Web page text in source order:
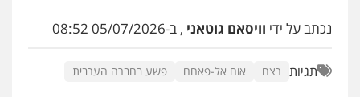
פלילי צבאי מעצרים וחקירות נכתב על ידי וויסאם גוטאני , ב-05/07/2026 08:52
תגיות רצח אום אל-פאחם פשע בחברה הערבית